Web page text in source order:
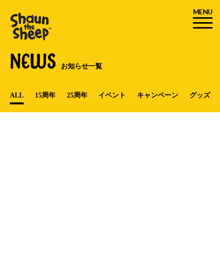
MENU
NEWS お知らせ一覧
ALL 15周年 25周年 イベント キャンペーン グッズ